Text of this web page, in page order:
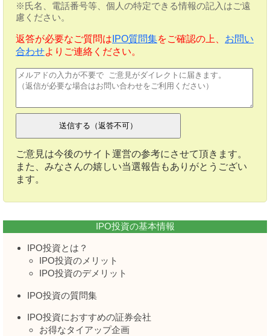
※氏名、電話番号等、個人の特定できる情報の記入はご遠
慮ください。
返答が必要なご質問は IPO質問集をご確認の上、 お問い
合わせよりご連絡ください。
ご意見は今後のサイト運営の参考にさせて頂きます。
また、みなさんの嬉しい当選報告もありがとうござい
ます。
IPO投資の基本情報
IPO投資とは？
IPO投資のメリット
IPO投資のデメリット
IPO投資の質問集
IPO投資におすすめの証券会社
お得なタイアップ企画